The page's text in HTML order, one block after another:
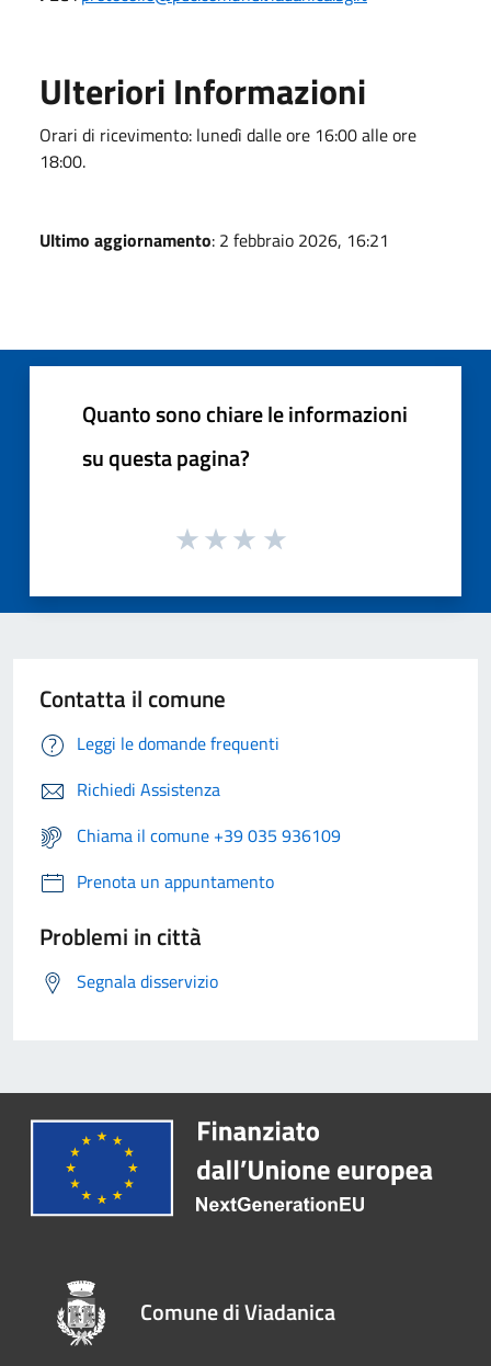
Ulteriori Informazioni
Orari di ricevimento: lunedì dalle ore 16:00 alle ore
18:00.
Ultimo aggiornamento: 2 febbraio 2026, 16:21
Quanto sono chiare le informazioni
su questa pagina?
Contatta il comune
Leggi le domande frequenti
Richiedi Assistenza
Chiama il comune +39 035 936109
Prenota un appuntamento
Problemi in città
Segnala disservizio
Comune di Viadanica